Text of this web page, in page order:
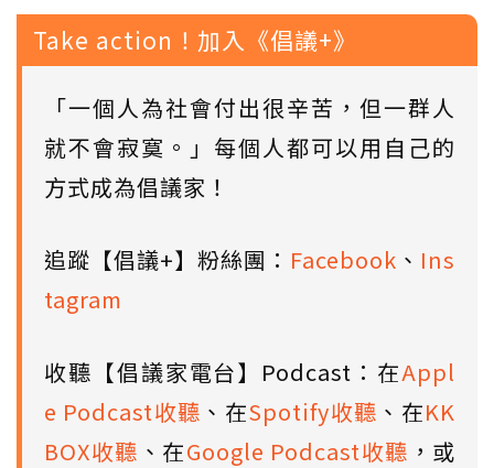
Take action！加入《倡議+》
「一個人為社會付出很辛苦，但一群人
就不會寂寞。」每個人都可以用自己的
方式成為倡議家！
追蹤【倡議+】粉絲團： Facebook 、 Ins
tagram
收聽【倡議家電台】Podcast：在Appl
e Podcast收聽 、在Spotify收聽 、在KK
BOX收聽 、在Google Podcast收聽 ，或